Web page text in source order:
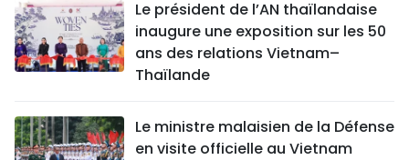
Le président de l’AN thaïlandaise
inaugure une exposition sur les 50
ans des relations Vietnam–
Thaïlande
Le ministre malaisien de la Défense
en visite officielle au Vietnam